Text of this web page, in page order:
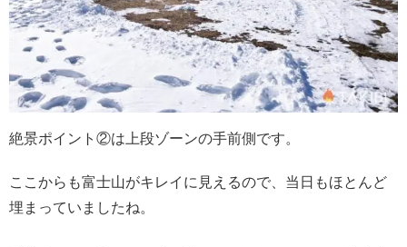
絶景ポイント②は上段ゾーンの手前側です。
ここからも富士山がキレイに見えるので、当日もほとんど
埋まっていましたね。